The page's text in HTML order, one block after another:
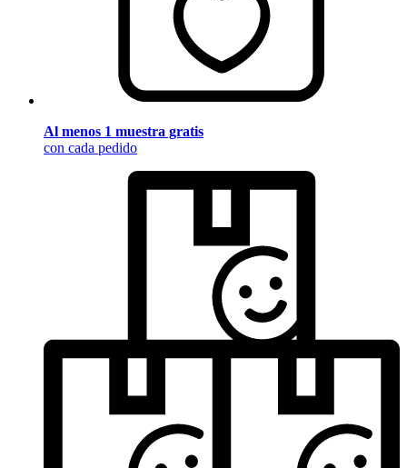
Al menos 1 muestra gratis
con cada pedido